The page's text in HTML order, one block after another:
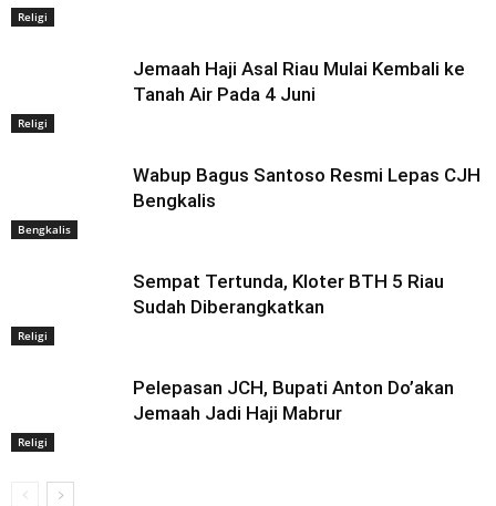
Religi
Religi
Jemaah Haji Asal Riau Mulai Kembali ke
Tanah Air Pada 4 Juni
Bengkalis
Wabup Bagus Santoso Resmi Lepas CJH
Bengkalis
Religi
Sempat Tertunda, Kloter BTH 5 Riau
Sudah Diberangkatkan
Religi
Pelepasan JCH, Bupati Anton Do’akan
Jemaah Jadi Haji Mabrur